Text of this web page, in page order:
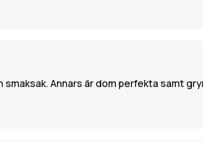
Annars är dom perfekta samt